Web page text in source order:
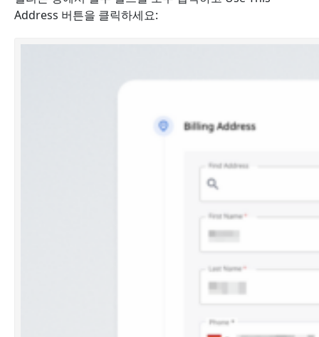
Address 버튼을 클릭하세요: